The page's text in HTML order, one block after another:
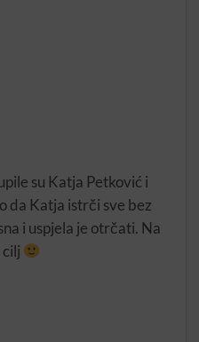
su Katja Petković i
da Katja istrči sve bez
i uspjela je otrčati. Na